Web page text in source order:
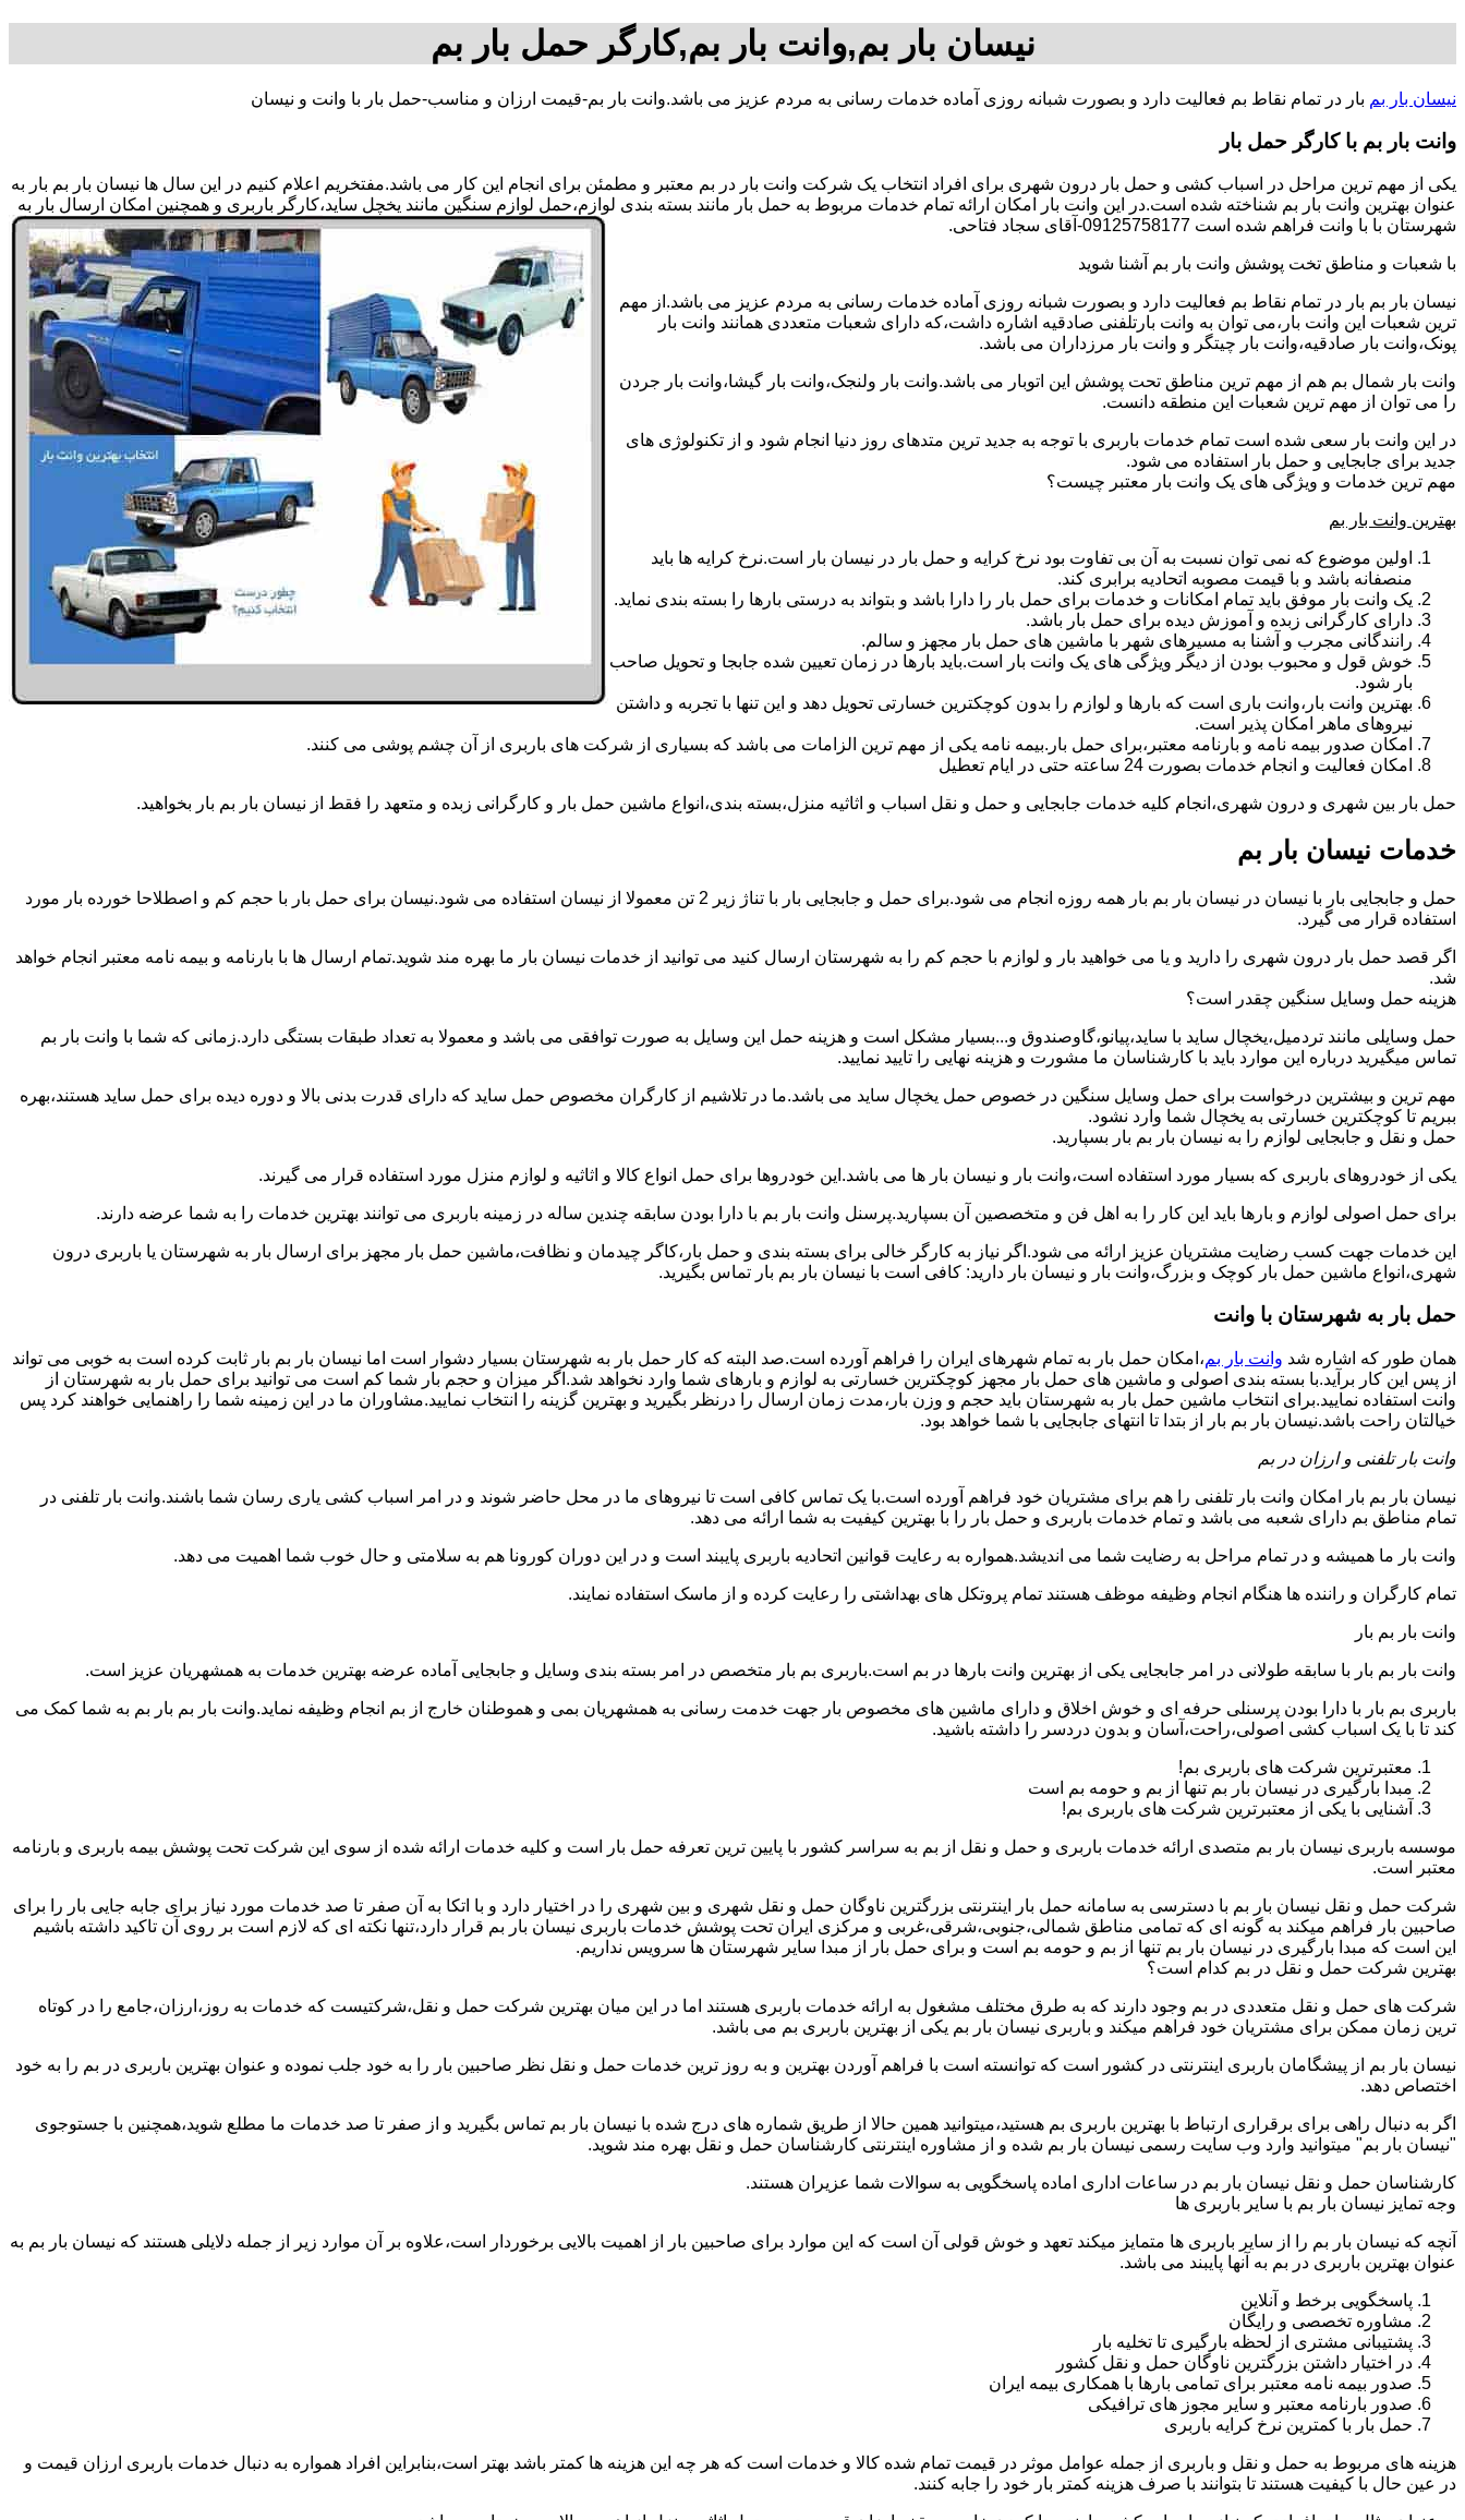
نیسان بار بم,وانت بار بم,کارگر حمل بار بم
نیسان بار بم بار در تمام نقاط بم فعالیت دارد و بصورت شبانه روزی آماده خدمات رسانی به مردم عزیز می باشد.وانت بار بم-قیمت ارزان و مناسب-حمل بار با وانت و نیسان
وانت بار بم با کارگر حمل بار
یکی از مهم ترین مراحل در اسباب کشی و حمل بار درون شهری برای افراد انتخاب یک شرکت وانت بار در بم معتبر و مطمئن برای انجام این کار می باشد.مفتخریم اعلام کنیم در این سال ها نیسان بار بم بار به
عنوان بهترین وانت بار بم شناخته شده است.در این وانت بار امکان ارائه تمام خدمات مربوط به حمل بار مانند بسته بندی لوازم،حمل لوازم سنگین مانند یخچل ساید،کارگر باربری و همچنین امکان ارسال بار به
شهرستان با با وانت فراهم شده است 09125758177-آقای سجاد فتاحی.
با شعبات و مناطق تخت پوشش وانت بار بم آشنا شوید
نیسان بار بم بار در تمام نقاط بم فعالیت دارد و بصورت شبانه روزی آماده خدمات رسانی به مردم عزیز می باشد.از مهم
ترین شعبات این وانت بار،می توان به وانت بارتلفنی صادقیه اشاره داشت،که دارای شعبات متعددی همانند وانت بار
پونک،وانت بار صادقیه،وانت بار چیتگر و وانت بار مرزداران می باشد.
وانت بار شمال بم هم از مهم ترین مناطق تحت پوشش این اتوبار می باشد.وانت بار ولنجک،وانت بار گیشا،وانت بار جردن
را می توان از مهم ترین شعبات این منطقه دانست.
در این وانت بار سعی شده است تمام خدمات باربری با توجه به جدید ترین متدهای روز دنیا انجام شود و از تکنولوژی های
جدید برای جابجایی و حمل بار استفاده می شود.
مهم ترین خدمات و ویژگی های یک وانت بار معتبر چیست؟
بهترین وانت بار بم
اولین موضوع که نمی توان نسبت به آن بی تفاوت بود نرخ کرایه و حمل بار در نیسان بار است.نرخ کرایه ها باید
منصفانه باشد و با قیمت مصوبه اتحادیه برابری کند.
یک وانت بار موفق باید تمام امکانات و خدمات برای حمل بار را دارا باشد و بتواند به درستی بارها را بسته بندی نماید.
دارای کارگرانی زبده و آموزش دیده برای حمل بار باشد.
رانندگانی مجرب و آشنا به مسیرهای شهر با ماشین های حمل بار مجهز و سالم.
خوش قول و محبوب بودن از دیگر ویژگی های یک وانت بار است.باید بارها در زمان تعیین شده جابجا و تحویل صاحب
بار شود.
بهترین وانت بار،وانت باری است که بارها و لوازم را بدون کوچکترین خسارتی تحویل دهد و این تنها با تجربه و داشتن
نیروهای ماهر امکان پذیر است.
امکان صدور بیمه نامه و بارنامه معتبر،برای حمل بار.بیمه نامه یکی از مهم ترین الزامات می باشد که بسیاری از شرکت های باربری از آن چشم پوشی می کنند.
امکان فعالیت و انجام خدمات بصورت 24 ساعته حتی در ایام تعطیل
حمل بار بین شهری و درون شهری،انجام کلیه خدمات جابجایی و حمل و نقل اسباب و اثاثیه منزل،بسته بندی،انواع ماشین حمل بار و کارگرانی زبده و متعهد را فقط از نیسان بار بم بار بخواهید.
خدمات نیسان بار بم
حمل و جابجایی بار با نیسان در نیسان بار بم بار همه روزه انجام می شود.برای حمل و جابجایی بار با تناژ زیر 2 تن معمولا از نیسان استفاده می شود.نیسان برای حمل بار با حجم کم و اصطلاحا خورده بار مورد
استفاده قرار می گیرد.
اگر قصد حمل بار درون شهری را دارید و یا می خواهید بار و لوازم با حجم کم را به شهرستان ارسال کنید می توانید از خدمات نیسان بار ما بهره مند شوید.تمام ارسال ها با بارنامه و بیمه نامه معتبر انجام خواهد
شد.
هزینه حمل وسایل سنگین چقدر است؟
حمل وسایلی مانند تردمیل،یخچال ساید با ساید،پیانو،گاوصندوق و...بسیار مشکل است و هزینه حمل این وسایل به صورت توافقی می باشد و معمولا به تعداد طبقات بستگی دارد.زمانی که شما با وانت بار بم
تماس میگیرید درباره این موارد باید با کارشناسان ما مشورت و هزینه نهایی را تایید نمایید.
مهم ترین و بیشترین درخواست برای حمل وسایل سنگین در خصوص حمل یخچال ساید می باشد.ما در تلاشیم از کارگران مخصوص حمل ساید که دارای قدرت بدنی بالا و دوره دیده برای حمل ساید هستند،بهره
ببریم تا کوچکترین خسارتی به یخچال شما وارد نشود.
حمل و نقل و جابجایی لوازم را به نیسان بار بم بار بسپارید.
یکی از خودروهای باربری که بسیار مورد استفاده است،وانت بار و نیسان بار ها می باشد.این خودروها برای حمل انواع کالا و اثاثیه و لوازم منزل مورد استفاده قرار می گیرند.
برای حمل اصولی لوازم و بارها باید این کار را به اهل فن و متخصصین آن بسپارید.پرسنل وانت بار بم با دارا بودن سابقه چندین ساله در زمینه باربری می توانند بهترین خدمات را به شما عرضه دارند.
این خدمات جهت کسب رضایت مشتریان عزیز ارائه می شود.اگر نیاز به کارگر خالی برای بسته بندی و حمل بار،کاگر چیدمان و نظافت،ماشین حمل بار مجهز برای ارسال بار به شهرستان یا باربری درون
شهری،انواع ماشین حمل بار کوچک و بزرگ،وانت بار و نیسان بار دارید: کافی است با نیسان بار بم بار تماس بگیرید.
حمل بار به شهرستان با وانت
همان طور که اشاره شد وانت بار بم،امکان حمل بار به تمام شهرهای ایران را فراهم آورده است.صد البته که کار حمل بار به شهرستان بسیار دشوار است اما نیسان بار بم بار ثابت کرده است به خوبی می تواند
از پس این کار برآید.با بسته بندی اصولی و ماشین های حمل بار مجهز کوچکترین خسارتی به لوازم و بارهای شما وارد نخواهد شد.اگر میزان و حجم بار شما کم است می توانید برای حمل بار به شهرستان از
وانت استفاده نمایید.برای انتخاب ماشین حمل بار به شهرستان باید حجم و وزن بار،مدت زمان ارسال را درنظر بگیرید و بهترین گزینه را انتخاب نمایید.مشاوران ما در این زمینه شما را راهنمایی خواهند کرد پس
خیالتان راحت باشد.نیسان بار بم بار از بتدا تا انتهای جابجایی با شما خواهد بود.
وانت بار تلفنی و ارزان در بم
نیسان بار بم بار امکان وانت بار تلفنی را هم برای مشتریان خود فراهم آورده است.با یک تماس کافی است تا نیروهای ما در محل حاضر شوند و در امر اسباب کشی یاری رسان شما باشند.وانت بار تلفنی در
تمام مناطق بم دارای شعبه می باشد و تمام خدمات باربری و حمل بار را با بهترین کیفیت به شما ارائه می دهد.
وانت بار ما همیشه و در تمام مراحل به رضایت شما می اندیشد.همواره به رعایت قوانین اتحادیه باربری پایبند است و در این دوران کورونا هم به سلامتی و حال خوب شما اهمیت می دهد.
تمام کارگران و راننده ها هنگام انجام وظیفه موظف هستند تمام پروتکل های بهداشتی را رعایت کرده و از ماسک استفاده نمایند.
وانت بار بم بار
وانت بار بم بار با سابقه طولانی در امر جابجایی یکی از بهترین وانت بارها در بم است.باربری بم بار متخصص در امر بسته بندی وسایل و جابجایی آماده عرضه بهترین خدمات به همشهریان عزیز است.
باربری بم بار با دارا بودن پرسنلی حرفه ای و خوش اخلاق و دارای ماشین های مخصوص بار جهت خدمت رسانی به همشهریان بمی و هموطنان خارج از بم انجام وظیفه نماید.وانت بار بم بار بم به شما کمک می
کند تا با یک اسباب کشی اصولی،راحت،آسان و بدون دردسر را داشته باشید.
معتبرترین شرکت های باربری بم!
مبدا بارگیری در نیسان بار بم تنها از بم و حومه بم است
آشنایی با یکی از معتبرترین شرکت های باربری بم!
موسسه باربری نیسان بار بم متصدی ارائه خدمات باربری و حمل و نقل از بم به سراسر کشور با پایین ترین تعرفه حمل بار است و کلیه خدمات ارائه شده از سوی این شرکت تحت پوشش بیمه باربری و بارنامه
معتبر است.
شرکت حمل و نقل نیسان بار بم با دسترسی به سامانه حمل بار اینترنتی بزرگترین ناوگان حمل و نقل شهری و بین شهری را در اختیار دارد و با اتکا به آن صفر تا صد خدمات مورد نیاز برای جابه جایی بار را برای
صاحبین بار فراهم میکند به گونه ای که تمامی مناطق شمالی،جنوبی،شرقی،غربی و مرکزی ایران تحت پوشش خدمات باربری نیسان بار بم قرار دارد،تنها نکته ای که لازم است بر روی آن تاکید داشته باشیم
این است که مبدا بارگیری در نیسان بار بم تنها از بم و حومه بم است و برای حمل بار از مبدا سایر شهرستان ها سرویس نداریم.
بهترین شرکت حمل و نقل در بم کدام است؟
شرکت های حمل و نقل متعددی در بم وجود دارند که به طرق مختلف مشغول به ارائه خدمات باربری هستند اما در این میان بهترین شرکت حمل و نقل،شرکتیست که خدمات به روز،ارزان،جامع را در کوتاه
ترین زمان ممکن برای مشتریان خود فراهم میکند و باربری نیسان بار بم یکی از بهترین باربری بم می باشد.
نیسان بار بم از پیشگامان باربری اینترنتی در کشور است که توانسته است با فراهم آوردن بهترین و به روز ترین خدمات حمل و نقل نظر صاحبین بار را به خود جلب نموده و عنوان بهترین باربری در بم را به خود
اختصاص دهد.
اگر به دنبال راهی برای برقراری ارتباط با بهترین باربری بم هستید،میتوانید همین حالا از طریق شماره های درج شده با نیسان بار بم تماس بگیرید و از صفر تا صد خدمات ما مطلع شوید،همچنین با جستوجوی
"نیسان بار بم" میتوانید وارد وب سایت رسمی نیسان بار بم شده و از مشاوره اینترنتی کارشناسان حمل و نقل بهره مند شوید.
کارشناسان حمل و نقل نیسان بار بم در ساعات اداری اماده پاسخگویی به سوالات شما عزیران هستند.
وجه تمایز نیسان بار بم با سایر باربری ها
آنچه که نیسان بار بم را از سایر باربری ها متمایز میکند تعهد و خوش قولی آن است که این موارد برای صاحبین بار از اهمیت بالایی برخوردار است،علاوه بر آن موارد زیر از جمله دلایلی هستند که نیسان بار بم به
عنوان بهترین باربری در بم به آنها پایبند می باشد.
پاسخگویی برخط و آنلاین
مشاوره تخصصی و رایگان
پشتیبانی مشتری از لحظه بارگیری تا تخلیه بار
در اختیار داشتن بزرگترین ناوگان حمل و نقل کشور
صدور بیمه نامه معتبر برای تمامی بارها با همکاری بیمه ایران
صدور بارنامه معتبر و سایر مجوز های ترافیکی
حمل بار با کمترین نرخ کرایه باربری
هزینه های مربوط به حمل و نقل و باربری از جمله عوامل موثر در قیمت تمام شده کالا و خدمات است که هر چه این هزینه ها کمتر باشد بهتر است،بنابراین افراد همواره به دنبال خدمات باربری ارزان قیمت و
در عین حال با کیفیت هستند تا بتوانند با صرف هزینه کمتر بار خود را جابه کنند.